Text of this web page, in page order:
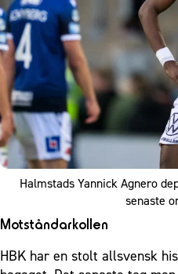
Halmstads Yannick Agnero
senaste
Motståndarkollen
HBK har en stolt allsvensk